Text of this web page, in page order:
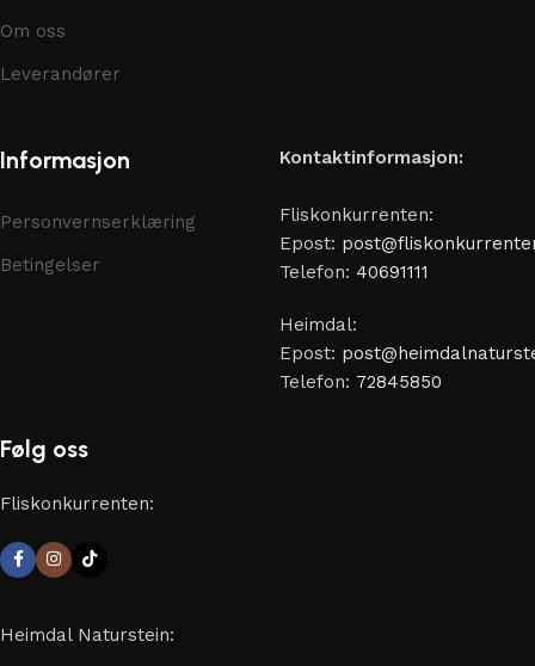
Om oss
Leverandører
Informasjon
Personvernserklæring
Betingelser
Kontaktinformasjon:
Fliskonkurrenten:
Epost:
Telefon: 40691111
Heimdal:
Epost:
Telefon: 72845850
Følg oss
Fliskonkurrenten:
Heimdal Naturstein: